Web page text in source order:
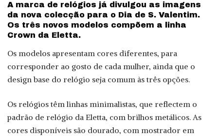
A marca de relógios já divulgou as imagens
da nova colecção para o Dia de S. Valentim.
Os três novos modelos compõem a linha
Crown da Eletta.
Os modelos apresentam cores diferentes, para
corresponder ao gosto de cada mulher, ainda que o
design base do relógio seja comum às três opções.
Os relógios têm linhas minimalistas, que reflectem o
padrão de relógio da Eletta, com brilhos metálicos. As
cores disponíveis são dourado, com mostrador em